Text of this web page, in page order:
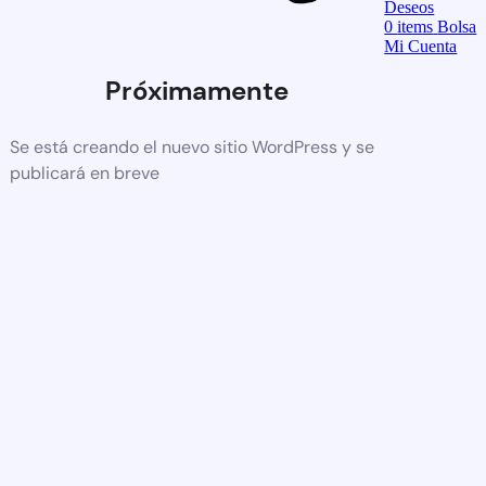
Próximamente
Se está creando el nuevo sitio WordPress y se
publicará en breve
Deseos
0items Bolsa
Mi Cuenta